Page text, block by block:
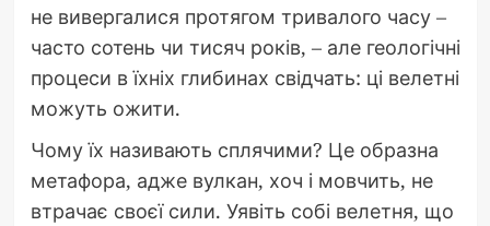
не вивергалися протягом тривалого часу –
часто сотень чи тисяч років, – але геологічні
процеси в їхніх глибинах свідчать: ці велетні
можуть ожити.
Чому їх називають сплячими? Це образна
метафора, адже вулкан, хоч і мовчить, не
втрачає своєї сили. Уявіть собі велетня, що